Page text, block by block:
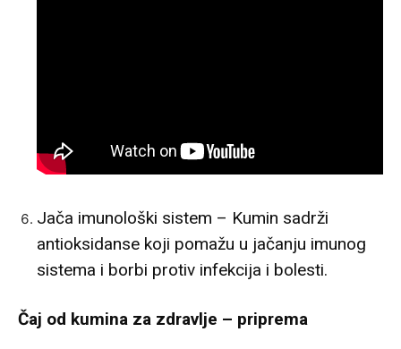
Jača imunološki sistem – Kumin sadrži
antioksidanse koji pomažu u jačanju imunog
sistema i borbi protiv infekcija i bolesti.
Čaj od kumina za zdravlje – priprema